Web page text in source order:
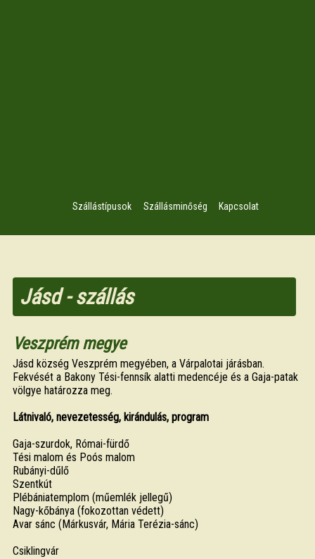
Szállástípusok Szállásminőség Kapcsolat
Jásd - szállás
Veszprém megye
Jásd község Veszprém megyében, a Várpalotai járásban.
Fekvését a Bakony Tési-fennsík alatti medencéje és a Gaja-patak
völgye határozza meg.
Látnivaló, nevezetesség, kirándulás, program
Gaja-szurdok, Római-fürdő
Tési malom és Poós malom
Rubányi-dűlő
Szentkút
Plébániatemplom (műemlék jellegű)
Nagy-kőbánya (fokozottan védett)
Avar sánc (Márkusvár, Mária Terézia-sánc)
Csiklingvár